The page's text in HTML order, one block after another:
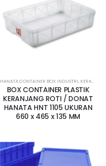
,HANATA,HANATA CONTAINER BOX
HANATA CONTAINER BOX INDUSTRI, KERANJANG INDUSTRI
BOX CONTAINER PLASTIK
KERANJANG ROTI / DONAT
HANATA HNT 1105 UKURAN
660 x 465 x 135 MM